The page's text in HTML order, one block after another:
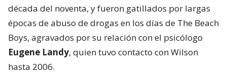
década del noventa, y fueron gatillados por largas
épocas de abuso de drogas en los días de The Beach
Boys, agravados por su relación con el psicólogo
Eugene Landy, quien tuvo contacto con Wilson
hasta 2006.